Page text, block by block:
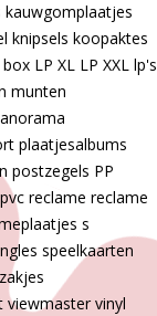
kauwgomplaatjes
knipsels koopaktes
box LP XL LP XXL lp's
munten
plaatjesalbums
postzegels PP
pvc reclame reclame
s
speelkaarten
viewmaster vinyl